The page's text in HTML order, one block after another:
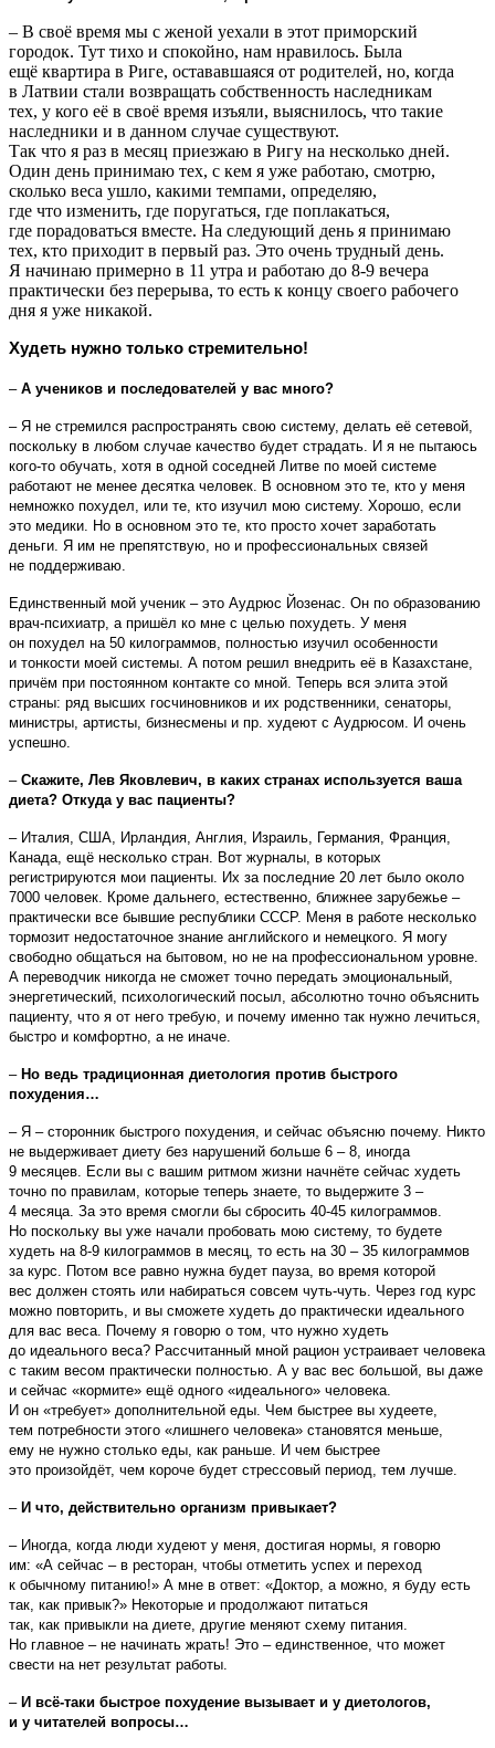
– В своё время мы с женой уехали в этот приморский
городок. Тут тихо и спокойно, нам нравилось. Была
ещё квартира в Риге, остававшаяся от родителей, но, когда
в Латвии стали возвращать собственность наследникам
тех, у кого её в своё время изъяли, выяснилось, что такие
наследники и в данном случае существуют.
Так что я раз в месяц приезжаю в Ригу на несколько дней.
Один день принимаю тех, с кем я уже работаю, смотрю,
сколько веса ушло, какими темпами, определяю,
где что изменить, где поругаться, где поплакаться,
где порадоваться вместе. На следующий день я принимаю
тех, кто приходит в первый раз. Это очень трудный день.
Я начинаю примерно в 11 утра и работаю до 8-9 вечера
практически без перерыва, то есть к концу своего рабочего
дня я уже никакой.
Худеть нужно только стремительно!
– А учеников и последователей у вас много?
– Я не стремился распространять свою систему, делать её сетевой,
поскольку в любом случае качество будет страдать. И я не пытаюсь
кого-то обучать, хотя в одной соседней Литве по моей системе
работают не менее десятка человек. В основном это те, кто у меня
немножко похудел, или те, кто изучил мою систему. Хорошо, если
это медики. Но в основном это те, кто просто хочет заработать
деньги. Я им не препятствую, но и профессиональных связей
не поддерживаю.
Единственный мой ученик – это Аудрюс Йозенас. Он по образованию
врач-психиатр, а пришёл ко мне с целью похудеть. У меня
он похудел на 50 килограммов, полностью изучил особенности
и тонкости моей системы. А потом решил внедрить её в Казахстане,
причём при постоянном контакте со мной. Теперь вся элита этой
страны: ряд высших госчиновников и их родственники, сенаторы,
министры, артисты, бизнесмены и пр. худеют с Аудрюсом. И очень
успешно.
–Скажите, Лев Яковлевич, в каких странах используется ваша
диета? Откуда у вас пациенты?
– Италия, США, Ирландия, Англия, Израиль, Германия, Франция,
Канада, ещё несколько стран. Вот журналы, в которых
регистрируются мои пациенты. Их за последние 20 лет было около
7000 человек. Кроме дальнего, естественно, ближнее зарубежье –
практически все бывшие республики СССР. Меня в работе несколько
тормозит недостаточное знание английского и немецкого. Я могу
свободно общаться на бытовом, но не на профессиональном уровне.
А переводчик никогда не сможет точно передать эмоциональный,
энергетический, психологический посыл, абсолютно точно объяснить
пациенту, что я от него требую, и почему именно так нужно лечиться,
быстро и комфортно, а не иначе.
–Но ведь традиционная диетология против быстрого
похудения…
– Я – сторонник быстрого похудения, и сейчас объясню почему. Никто
не выдерживает диету без нарушений больше 6 – 8, иногда
9 месяцев. Если вы с вашим ритмом жизни начнёте сейчас худеть
точно по правилам, которые теперь знаете, то выдержите 3 –
4 месяца. За это время смогли бы сбросить 40-45 килограммов.
Но поскольку вы уже начали пробовать мою систему, то будете
худеть на 8-9 килограммов в месяц, то есть на 30 – 35 килограммов
за курс. Потом все равно нужна будет пауза, во время которой
вес должен стоять или набираться совсем чуть-чуть. Через год курс
можно повторить, и вы сможете худеть до практически идеального
для вас веса. Почему я говорю о том, что нужно худеть
до идеального веса? Рассчитанный мной рацион устраивает человека
с таким весом практически полностью. А у вас вес большой, вы даже
и сейчас «кормите» ещё одного «идеального» человека.
И он «требует» дополнительной еды. Чем быстрее вы худеете,
тем потребности этого «лишнего человека» становятся меньше,
ему не нужно столько еды, как раньше. И чем быстрее
это произойдёт, чем короче будет стрессовый период, тем лучше.
– И что, действительно организм привыкает?
– Иногда, когда люди худеют у меня, достигая нормы, я говорю
им: «А сейчас – в ресторан, чтобы отметить успех и переход
к обычному питанию!» А мне в ответ: «Доктор, а можно, я буду есть
так, как привык?» Некоторые и продолжают питаться
так, как привыкли на диете, другие меняют схему питания.
Но главное – не начинать жрать! Это – единственное, что может
свести на нет результат работы.
– И всё-таки быстрое похудение вызывает и у диетологов,
и у читателей вопросы…